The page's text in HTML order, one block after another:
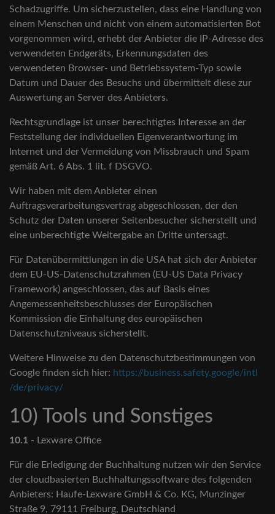
Schadzugriffe. Um sicherzustellen, dass eine Handlung von
einem Menschen und nicht von einem automatisierten Bot
vorgenommen wird, erhebt der Anbieter die IP-Adresse des
verwendeten Endgeräts, Erkennungsdaten des
verwendeten Browser- und Betriebssystem-Typ sowie
Datum und Dauer des Besuchs und übermittelt diese zur
Auswertung an Server des Anbieters.
Rechtsgrundlage ist unser berechtigtes Interesse an der
Feststellung der individuellen Eigenverantwortung im
Internet und der Vermeidung von Missbrauch und Spam
gemäß Art. 6 Abs. 1 lit. f DSGVO.
Wir haben mit dem Anbieter einen
Auftragsverarbeitungsvertrag abgeschlossen, der den
Schutz der Daten unserer Seitenbesucher sicherstellt und
eine unberechtigte Weitergabe an Dritte untersagt.
Für Datenübermittlungen in die USA hat sich der Anbieter
dem EU-US-Datenschutzrahmen (EU-US Data Privacy
Framework) angeschlossen, das auf Basis eines
Angemessenheitsbeschlusses der Europäischen
Kommission die Einhaltung des europäischen
Datenschutzniveaus sicherstellt.
Weitere Hinweise zu den Datenschutzbestimmungen von
Google finden sich hier: https://business.safety.google/intl
/de/privacy/
10) Tools und Sonstiges
10.1 - Lexware Office
Für die Erledigung der Buchhaltung nutzen wir den Service
der cloudbasierten Buchhaltungssoftware des folgenden
Anbieters: Haufe-Lexware GmbH & Co. KG, Munzinger
Straße 9, 79111 Freiburg, Deutschland